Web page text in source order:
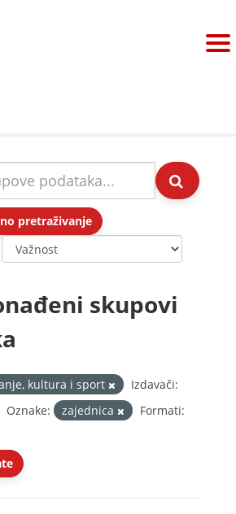
pretraživanje
skupovi
kultura i sport
Izdavači:
Oznake: zajednica
Formati: